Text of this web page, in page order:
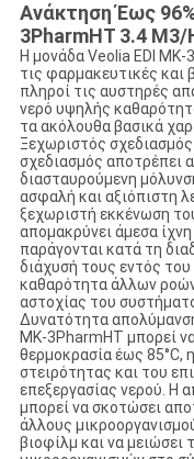
Ανάκτηση Έως
3PharmHT 3.4 M3/
Η μονάδα Veolia EDI MK-
τις φαρμακευτικές και
πληροί τις αυστηρές
νερό υψηλής
τα ακόλουθα βασικά
‌Ξεχωριστός
σχεδιασμός αποτρέπει
διασταυρούμενη
ασφαλή και αξιόπιστη
ξεχωριστή εκκένωση
απομακρύνει άμεσα
παράγονται κατά τη
διάχυσή τους εντός
καθαρότητα άλλων ροών
αστοχίας του
‌Δυνατότητα
MK-3PharmHT μπορεί
θερμοκρασία έως 85°C,
στειρότητας και του
επεξεργασίας νερού. Η
μπορεί να σκοτώσει
άλλους
βιοφίλμ και να